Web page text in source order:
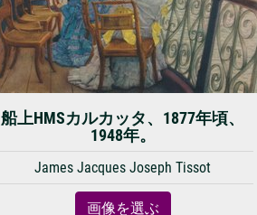
船上HMSカルカッタ、1877年頃、
1948年。
James Jacques Joseph Tissot
画像を選ぶ